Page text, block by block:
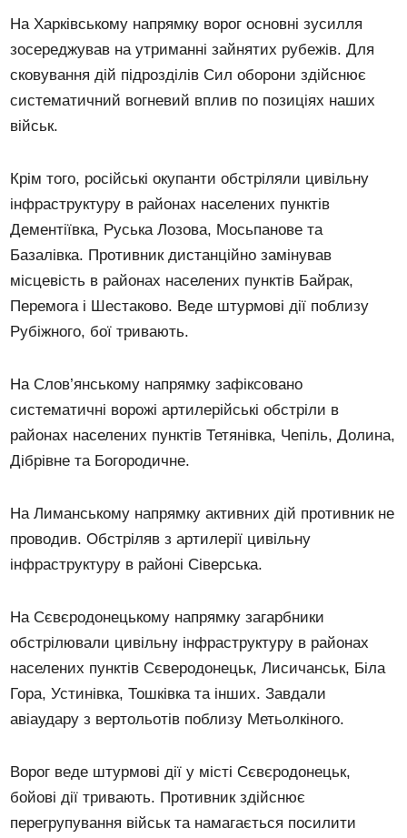
На Харківському напрямку ворог основні зусилля
зосереджував на утриманні зайнятих рубежів. Для
сковування дій підрозділів Сил оборони здійснює
систематичний вогневий вплив по позиціях наших
військ.
Крім того, російські окупанти обстріляли цивільну
інфраструктуру в районах населених пунктів
Дементіївка, Руська Лозова, Мосьпанове та
Базалівка. Противник дистанційно замінував
місцевість в районах населених пунктів Байрак,
Перемога і Шестаково. Веде штурмові дії поблизу
Рубіжного, бої тривають.
На Слов’янському напрямку зафіксовано
систематичні ворожі артилерійські обстріли в
районах населених пунктів Тетянівка, Чепіль, Долина,
Дібрівне та Богородичне.
На Лиманському напрямку активних дій противник не
проводив. Обстріляв з артилерії цивільну
інфраструктуру в районі Сіверська.
На Сєвєродонецькому напрямку загарбники
обстрілювали цивільну інфраструктуру в районах
населених пунктів Сєверодонецьк, Лисичанськ, Біла
Гора, Устинівка, Тошківка та інших. Завдали
авіаудару з вертольотів поблизу Метьолкіного.
Ворог веде штурмові дії у місті Сєвєродонецьк,
бойові дії тривають. Противник здійснює
перегрупування військ та намагається посилити